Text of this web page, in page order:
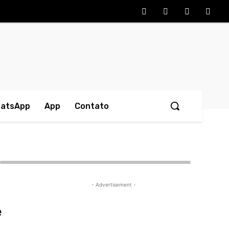
App Contato
- Advertisement -